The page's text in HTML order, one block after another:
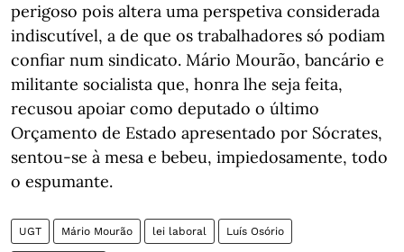
perigoso pois altera uma perspetiva considerada
indiscutível, a de que os trabalhadores só podiam
confiar num sindicato. Mário Mourão, bancário e
militante socialista que, honra lhe seja feita,
recusou apoiar como deputado o último
Orçamento de Estado apresentado por Sócrates,
sentou-se à mesa e bebeu, impiedosamente, todo
o espumante.
UGT Mário Mourão lei laboral Luís Osório